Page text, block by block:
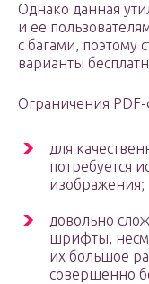
Однако данная
и ее
с багами, поэтому
варианты
Ограничения
для
потребуется
изображения;
довольно
шрифты,
их большое
совершенно